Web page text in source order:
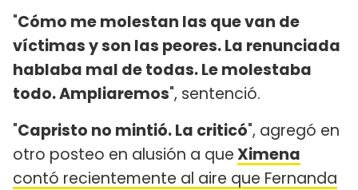
"Cómo me molestan las que van de
víctimas y son las peores. La renunciada
hablaba mal de todas. Le molestaba
todo. Ampliaremos", sentenció.
"Capristo no mintió. La criticó", agregó en
otro posteo en alusión a queXimena
contó recientemente al aire que Fernanda